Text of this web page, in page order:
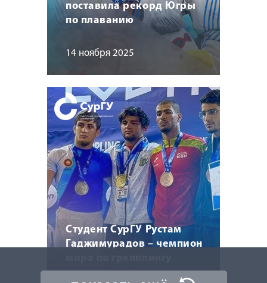
поставила рекорд Югры
по плаванию
14 ноября 2025
Студент СурГУ Рустам
Гаджимурадов – чемпион